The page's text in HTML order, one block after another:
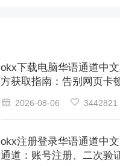
okx下载电脑华语通道中
方获取指南：告别网页卡
风险
2026-08-06 3442821
okx注册登录华语通道中
通道：账号注册、二次验